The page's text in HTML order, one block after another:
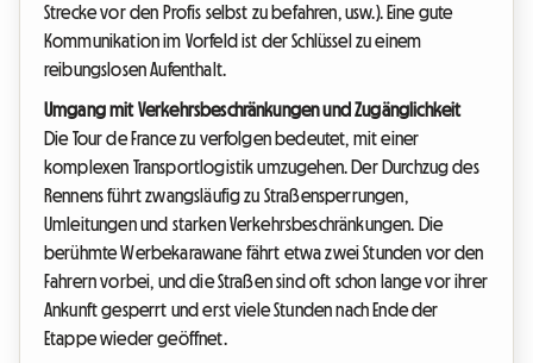
Strecke vor den Profis selbst zu befahren, usw.). Eine gute
Kommunikation im Vorfeld ist der Schlüssel zu einem
reibungslosen Aufenthalt.
Umgang mit Verkehrsbeschränkungen und Zugänglichkeit
Die Tour de France zu verfolgen bedeutet, mit einer
komplexen Transportlogistik umzugehen. Der Durchzug des
Rennens führt zwangsläufig zu Straßensperrungen,
Umleitungen und starken Verkehrsbeschränkungen. Die
berühmte Werbekarawane fährt etwa zwei Stunden vor den
Fahrern vorbei, und die Straßen sind oft schon lange vor ihrer
Ankunft gesperrt und erst viele Stunden nach Ende der
Etappe wieder geöffnet.